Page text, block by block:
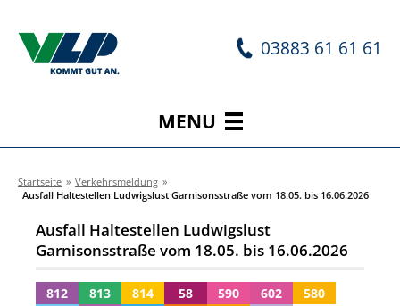
03883 61 61 61
MENU
Startseite » Verkehrsmeldung »
Ausfall Haltestellen Ludwigslust Garnisonsstraße vom 18.05. bis 16.06.2026
Ausfall Haltestellen Ludwigslust
Garnisonsstraße vom 18.05. bis 16.06.2026
812 813 814 58 590 602
580